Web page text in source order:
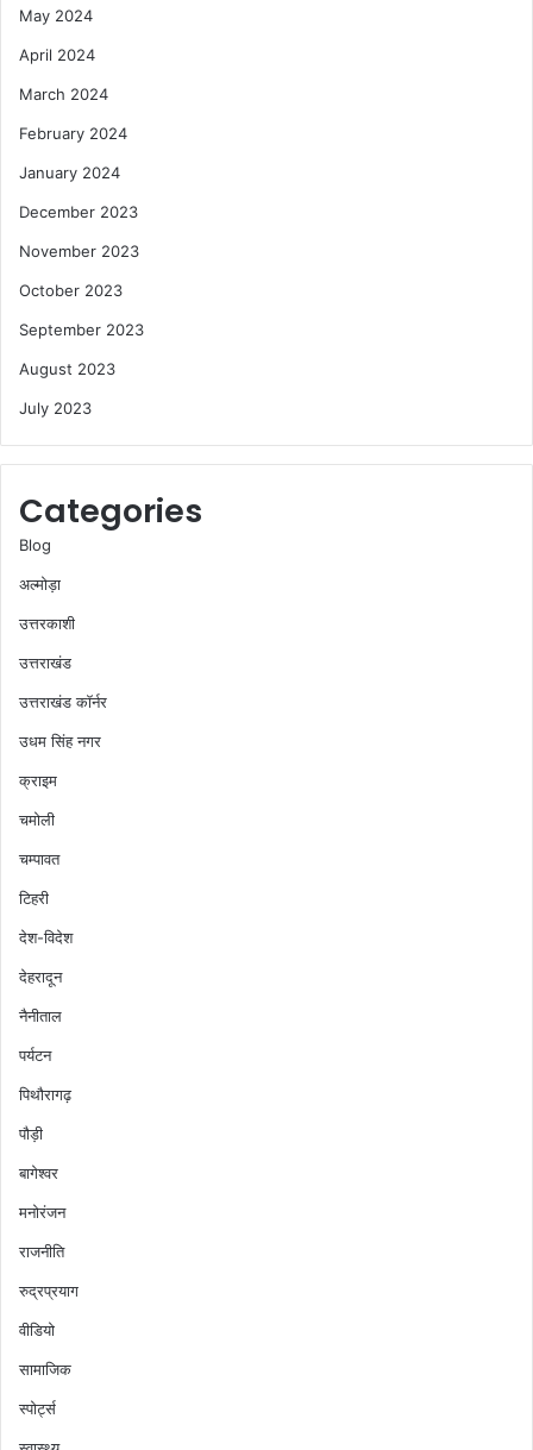
May 2024
April 2024
March 2024
February 2024
January 2024
December 2023
November 2023
October 2023
September 2023
August 2023
July 2023
Categories
Blog
अल्मोड़ा
उत्तरकाशी
उत्तराखंड
उत्तराखंड कॉर्नर
उधम सिंह नगर
क्राइम
चमोली
चम्पावत
टिहरी
देश-विदेश
देहरादून
नैनीताल
पर्यटन
पिथौरागढ़
पौड़ी
बागेश्वर
मनोरंजन
राजनीति
रुद्रप्रयाग
वीडियो
सामाजिक
स्पोर्ट्स